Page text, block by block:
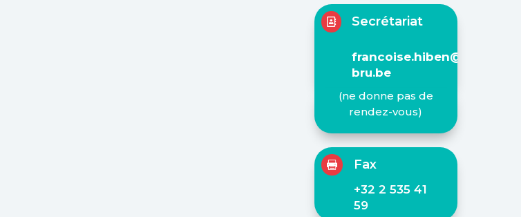
 Secrétariat
francoise.hiben@stpierre-
bru.be
(ne donne pas de
rendez-vous)
 Fax
+32 2 535 41
59